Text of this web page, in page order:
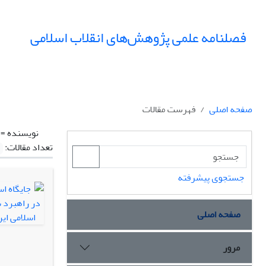
فصلنامه علمی پژوهش‌های انقلاب اسلامی
صفحه اصلی
فهرست مقالات
نویسنده =
تعداد مقالات:
جستجوی پیشرفته
صفحه اصلی
مرور